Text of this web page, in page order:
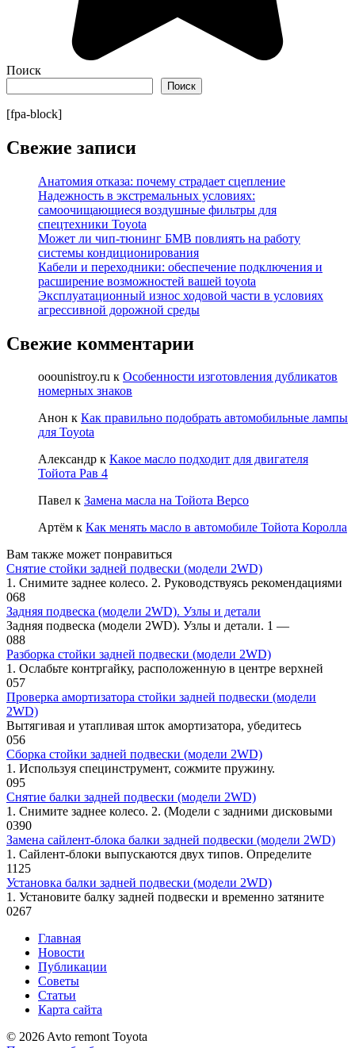
Поиск
Поиск
[fpa-block]
Свежие записи
Анатомия отказа: почему страдает сцепление
Надежность в экстремальных условиях:
самоочищающиеся воздушные фильтры для
спецтехники Toyota
Может ли чип-тюнинг БМВ повлиять на работу
системы кондиционирования
Кабели и переходники: обеспечение подключения и
расширение возможностей вашей toyota
Эксплуатационный износ ходовой части в условиях
агрессивной дорожной среды
Свежие комментарии
ooounistroy.ru к Особенности изготовления дубликатов
номерных знаков
Анон к Как правильно подобрать автомобильные лампы
для Toyota
Александр к Какое масло подходит для двигателя
Тойота Рав 4
Павел к Замена масла на Тойота Версо
Артём к Как менять масло в автомобиле Тойота Королла
Вам также может понравиться
Снятие стойки задней подвески (модели 2WD)
1. Снимите заднее колесо. 2. Руководствуясь рекомендациями
068
Задняя подвеска (модели 2WD). Узлы и детали
Задняя подвеска (модели 2WD). Узлы и детали. 1 —
088
Разборка стойки задней подвески (модели 2WD)
1. Ослабьте контргайку, расположен­ную в центре верхней
057
Проверка амортизатора стойки задней подвески (модели
2WD)
Вытягивая и утапливая шток аморти­затора, убедитесь
056
Сборка стойки задней подвески (модели 2WD)
1. Используя специнструмент, сожмите пружину.
095
Снятие балки задней подвески (модели 2WD)
1. Снимите заднее колесо. 2. (Модели с задними дисковыми
0390
Замена сайлент-блока балки задней подвески (модели 2WD)
1. Сайлент-блоки выпускаются двух типов. Определите
1125
Установка балки задней подвески (модели 2WD)
1. Установите балку задней подвески и временно затяните
0267
Главная
Новости
Публикации
Советы
Статьи
Карта сайта
© 2026 Avto remont Toyota